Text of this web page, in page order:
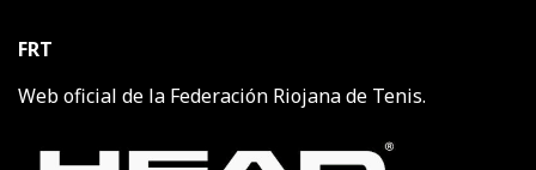
FRT
Web oficial de la Federación Riojana de Tenis.